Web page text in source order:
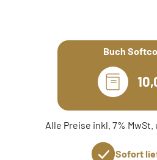
Buch
Alle Preise inkl. 7% MwSt.
Sofort